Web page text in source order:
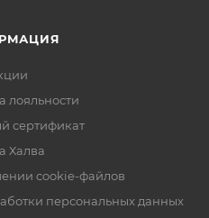
лояльности
сертификат
Халва
cookie-файлов
персональных данных